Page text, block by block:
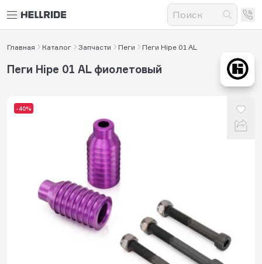
Главная Каталог Запчасти Пеги Пеги Hipe 01 AL
-40%
Пеги Hipe 01 AL фиолетовый